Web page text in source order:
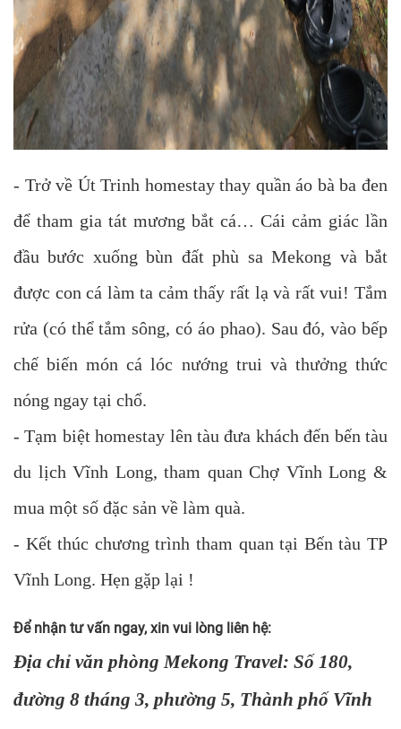
- Trở về Út Trinh homestay thay quần áo bà ba đen
để tham gia tát mương bắt cá… Cái cảm giác lần
đầu bước xuống bùn đất phù sa Mekong và bắt
được con cá làm ta cảm thấy rất lạ và rất vui! Tắm
rửa (có thể tắm sông, có áo phao). Sau đó, vào bếp
chế biến món cá lóc nướng trui và thưởng thức
nóng ngay tại chổ.
- Tạm biệt homestay lên tàu đưa khách đến bến tàu
du lịch Vĩnh Long, tham quan Chợ Vĩnh Long &
mua một số đặc sản về làm quà.
- Kết thúc chương trình tham quan tại Bến tàu TP
Vĩnh Long. Hẹn gặp lại !
Để nhận tư vấn ngay, xin vui lòng liên hệ:
Địa chỉ văn phòng Mekong Travel: Số 180,
đường 8 tháng 3, phường 5, Thành phố Vĩnh